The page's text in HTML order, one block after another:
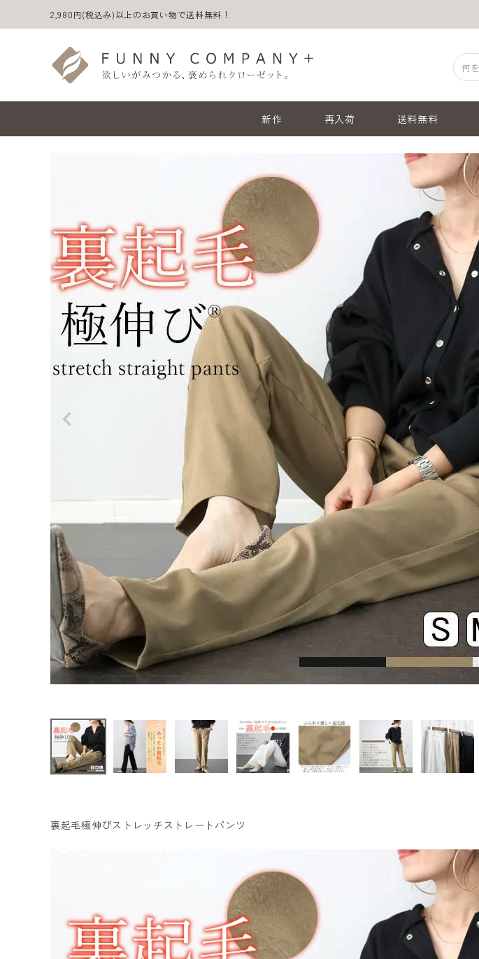
2,980円(税込み)以上のお買い物で送料無料！
新作 再入荷 送料無料
ACCOUNT MENU
ようこそ ゲスト 様
ログイン 会員登録
レディーストップス
レディースボトムス
ファッション雑貨
ご利用ガイド
裏起毛極伸びストレッチストレートパンツ